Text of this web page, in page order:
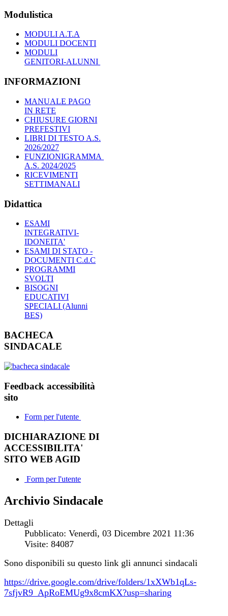
Modulistica
MODULI A.T.A
MODULI DOCENTI
MODULI
GENITORI-ALUNNI
INFORMAZIONI
MANUALE PAGO
IN RETE
CHIUSURE GIORNI
PREFESTIVI
LIBRI DI TESTO A.S.
2026/2027
FUNZIONIGRAMMA
A.S. 2024/2025
RICEVIMENTI
SETTIMANALI
Didattica
ESAMI
INTEGRATIVI-
IDONEITA'
ESAMI DI STATO -
DOCUMENTI C.d.C
PROGRAMMI
SVOLTI
BISOGNI
EDUCATIVI
SPECIALI (Alunni
BES)
BACHECA
SINDACALE
Feedback accessibilità
sito
Form per l'utente
DICHIARAZIONE DI
ACCESSIBILITA'
SITO WEB AGID
Form per l'utente
Archivio Sindacale
Dettagli
Pubblicato: Venerdì, 03 Dicembre 2021 11:36
Visite: 84087
Sono disponibili su questo link gli annunci sindacali
https://drive.google.com/drive/folders/1xXWb1qLs-
7sfjvR9_ApRoEMUg9x8cmKX?usp=sharing